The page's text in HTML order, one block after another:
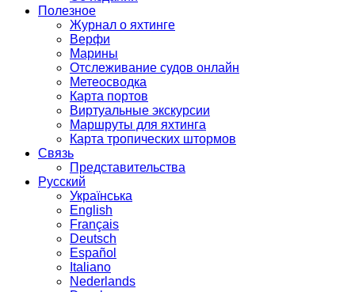
Полезное
Журнал о яхтинге
Верфи
Марины
Отслеживание судов онлайн
Метеосводка
Карта портов
Виртуальные экскурсии
Маршруты для яхтинга
Карта тропических штормов
Связь
Представительства
Русский
Українська
English
Français
Deutsch
Español
Italiano
Nederlands